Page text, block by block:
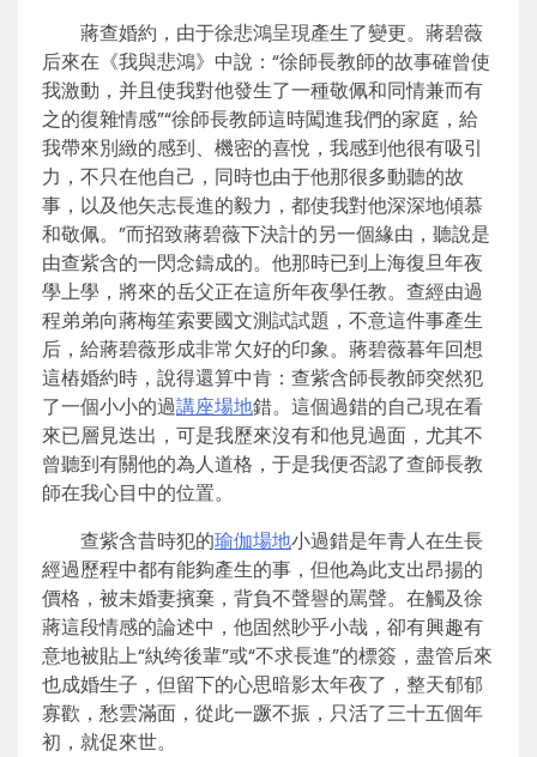
蔣查婚約，由于徐悲鴻呈現產生了變更。蔣碧薇
后來在《我與悲鴻》中說：“徐師長教師的故事確曾使
我激動，并且使我對他發生了一種敬佩和同情兼而有
之的復雜情感”“徐師長教師這時闖進我們的家庭，給
我帶來別緻的感到、機密的喜悅，我感到他很有吸引
力，不只在他自己，同時也由于他那很多動聽的故
事，以及他矢志長進的毅力，都使我對他深深地傾慕
和敬佩。”而招致蔣碧薇下決計的另一個緣由，聽說是
由查紫含的一閃念鑄成的。他那時已到上海復旦年夜
學上學，將來的岳父正在這所年夜學任教。查經由過
程弟弟向蔣梅笙索要國文測試試題，不意這件事產生
后，給蔣碧薇形成非常欠好的印象。蔣碧薇暮年回想
這樁婚約時，說得還算中肯：查紫含師長教師突然犯
了一個小小的過講座場地錯。這個過錯的自己現在看
來已層見迭出，可是我歷來沒有和他見過面，尤其不
曾聽到有關他的為人道格，于是我便否認了查師長教
師在我心目中的位置。
查紫含昔時犯的瑜伽場地小過錯是年青人在生長
經過歷程中都有能夠產生的事，但他為此支出昂揚的
價格，被未婚妻擯棄，背負不聲譽的罵聲。在觸及徐
蔣這段情感的論述中，他固然眇乎小哉，卻有興趣有
意地被貼上“紈绔後輩”或“不求長進”的標簽，盡管后來
也成婚生子，但留下的心思暗影太年夜了，整天郁郁
寡歡，愁雲滿面，從此一蹶不振，只活了三十五個年
初，就促來世。